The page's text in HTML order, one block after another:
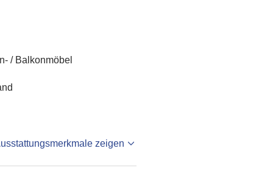
/ Balkonmöbel
zeigen